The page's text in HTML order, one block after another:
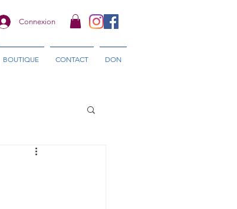
Connexion
BOUTIQUE CONTACT DON